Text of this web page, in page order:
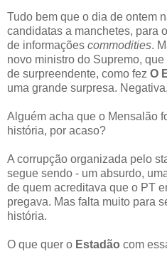
Tudo bem que o dia de ontem
candidatas a manchetes, para
de informações commodities.
novo ministro do Supremo,
de surpreendente, como fez O
uma grande surpresa. Negativa.
Alguém acha que o Mensalão
história, por acaso?
A corrupção organizada pelo
segue sendo - um absurdo,
de quem acreditava que o PT
pregava. Mas falta muito para
história.
O que quer o Estadão com